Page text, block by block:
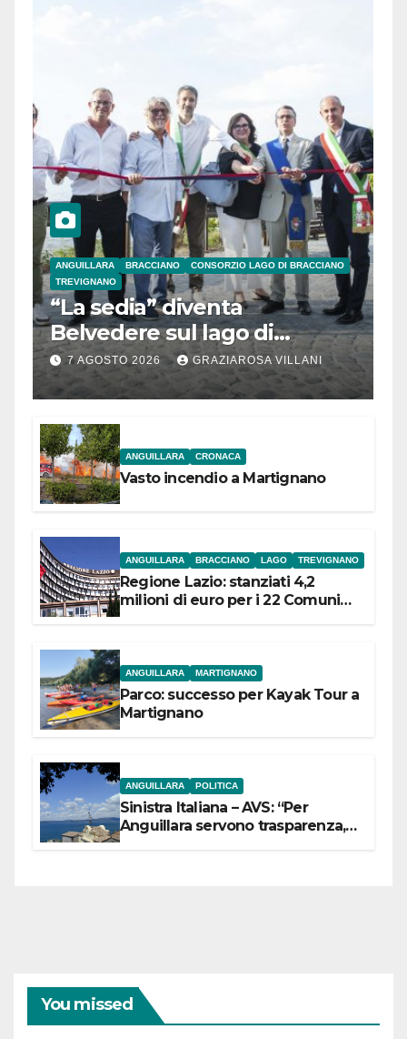
ANGUILLARA BRACCIANO
CONSORZIO LAGO DI BRACCIANO
TREVIGNANO
“La sedia” diventa
Belvedere sul lago di
Bracciano: ieri
l’inaugurazione
7 AGOSTO 2026 GRAZIAROSA VILLANI
ANGUILLARA CRONACA
Vasto incendio a Martignano
ANGUILLARA BRACCIANO LAGO TREVIGNANO
Regione Lazio: stanziati 4,2
milioni di euro per i 22 Comuni
ANGUILLARA MARTIGNANO
Parco: successo per Kayak Tour a
Martignano
ANGUILLARA POLITICA
Sinistra Italiana – AVS: “Per
Anguillara servono trasparenza,
You missed